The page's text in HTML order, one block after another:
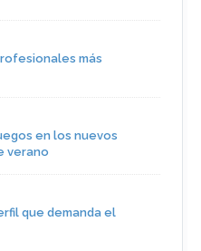
más
en los nuevos
verano
que demanda el